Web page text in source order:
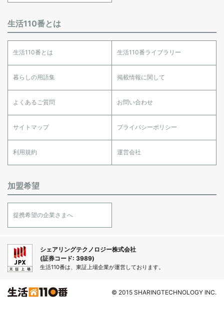
生活110番とは
生活110番とは 生活110番ライブラリー
暮らしの用語集 掲載情報に関して
よくあるご質問 お問い合わせ
サイトマップ プライバシーポリシー
利用規約 運営会社
加盟希望
提携希望の企業さまへ
シェアリングテクノロジー株式会社
(証券コード: 3989)
生活110番は、東証上場企業が運営しております。
© 2015 SHARINGTECHNOLOGY INC.